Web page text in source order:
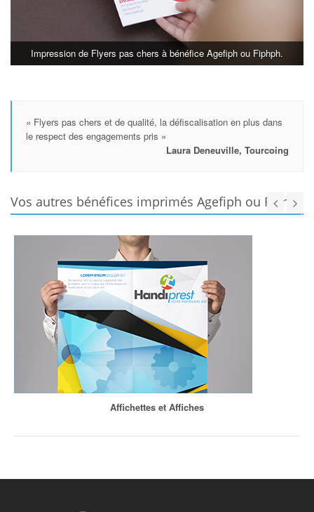
Impression de Flyers pas chers à bénéfice Agefiph ou Fiphph.
« Flyers pas chers et de qualité, la défiscalisation en plus dans
le respect des engagements pris »
Laura Deneuville, Tourcoing
Vos autres bénéfices imprimés Agefiph ou Fiphfp
Affichettes et Affiches